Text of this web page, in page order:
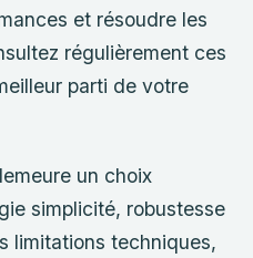
et résoudre les
régulièrement ces
parti de votre
un choix
simplicité, robustesse
limitations techniques,